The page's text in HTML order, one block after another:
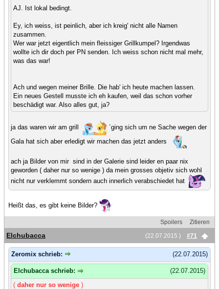
AJ. Ist lokal bedingt.
Ey, ich weiss, ist peinlich, aber ich kreig' nicht alle Namen
zusammen.
Wer war jetzt eigentlich mein fleissiger Grillkumpel? Irgendwas
wollte ich dir doch per PN senden. Ich weiss schon nicht mal mehr,
was das war!
Ach und wegen meiner Brille. Die hab' ich heute machen lassen.
Ein neues Gestell musste ich eh kaufen, weil das schon vorher
beschädigt war. Also alles gut, ja?
ja das waren wir am grill
´ging sich um ne Sache wegen der
Gala hat sich aber erledigt wir machen das jetzt anders
ach ja Bilder von mir sind in der Galerie sind leider en paar nix
geworden ( daher nur so wenige ) da mein grosses objetiv sich wohl
nicht nur verklemmt sondern auch innerlich verabschiedet hat
Heißt das, es gibt keine Bilder?
Spoilers
Zitieren
(22.07.2015 )
#71
Elchubacca
(22.07.2015)
Zeromix schrieb:
(22.07.2015)
Elchubacca schrieb:
( daher nur so wenige )